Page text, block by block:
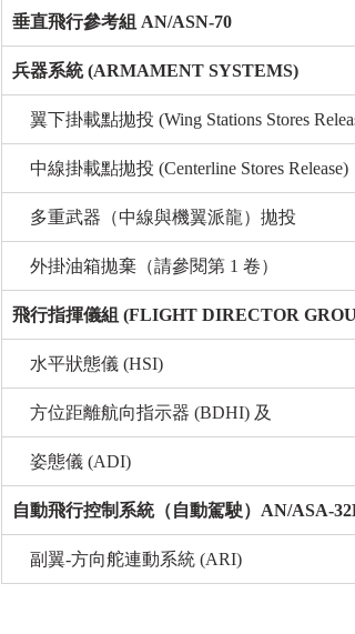
垂直飛行參考組 AN/ASN-70
兵器系統 (ARMAMENT SYSTEMS)
翼下掛載點拋投 (Wing Stations Stores
中線掛載點拋投 (Centerline Stores Release)
多重武器（中線與機翼派龍）拋投
外掛油箱拋棄（請參閱第 1 卷）
飛行指揮儀組 (FLIGHT DIRECTOR
水平狀態儀 (HSI)
方位距離航向指示器 (BDHI) 及
姿態儀 (ADI)
自動飛行控制系統（自動駕駛）AN/ASA-32H
副翼-方向舵連動系統 (ARI)